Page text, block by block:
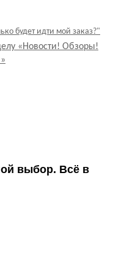
будет идти мой заказ?"
«Новости! Обзоры!
выбор. Всё в